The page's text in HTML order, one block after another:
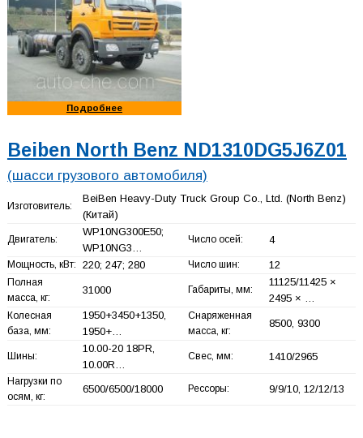
Подробнее
Beiben North Benz ND1310DG5J6Z01
(шасси грузового автомобиля)
Изготовитель:
BeiBen Heavy-Duty Truck Group Co., Ltd. (North Benz)
(Китай)
Двигатель:
WP10NG300E50;
WP10NG3…
Число осей: 4
Мощность, кВт: 220; 247; 280 Число шин: 12
Полная
масса, кг:
31000 Габариты, мм:
11125/11425 ×
2495 × …
Колесная
база, мм:
1950+3450+1350,
1950+…
Снаряженная
масса, кг:
8500, 9300
Шины:
10.00-20 18PR,
10.00R…
Свес, мм: 1410/2965
Нагрузки по
осям, кг:
6500/6500/18000 Рессоры: 9/9/10, 12/12/13